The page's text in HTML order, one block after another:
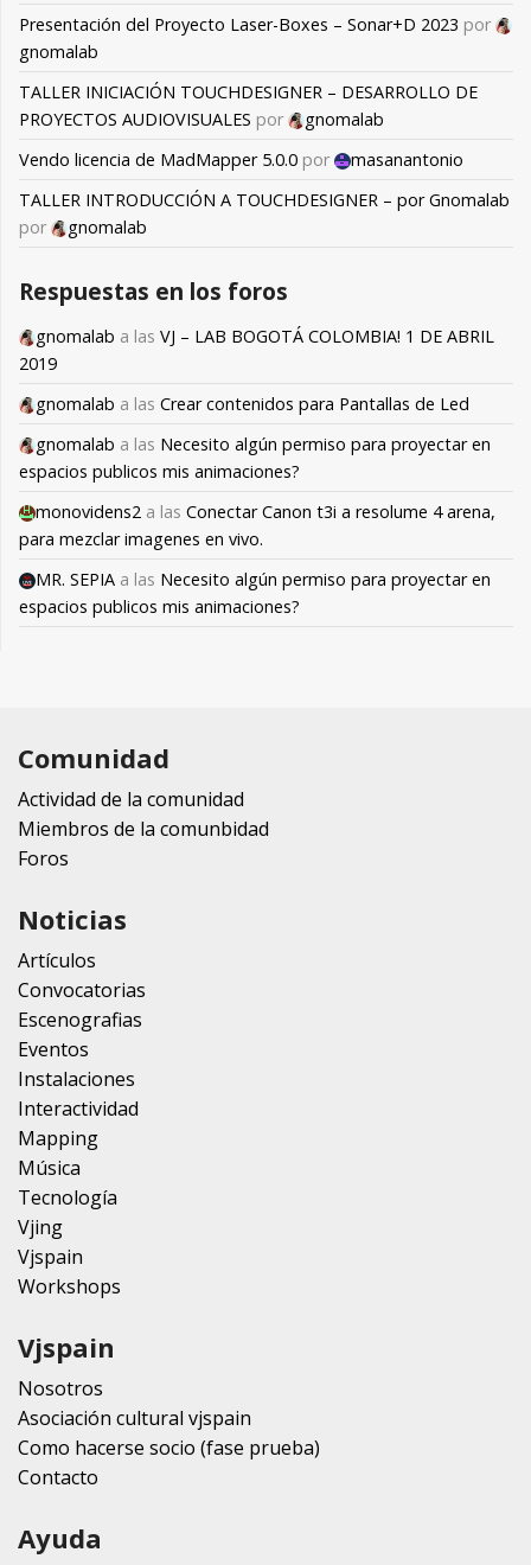
Presentación del Proyecto Laser-Boxes – Sonar+D 2023 por
gnomalab
TALLER INICIACIÓN TOUCHDESIGNER – DESARROLLO DE
PROYECTOS AUDIOVISUALES por
gnomalab
Vendo licencia de MadMapper 5.0.0 por
masanantonio
TALLER INTRODUCCIÓN A TOUCHDESIGNER – por Gnomalab
por
gnomalab
Respuestas en los foros
gnomalab a las VJ – LAB BOGOTÁ COLOMBIA! 1 DE ABRIL
2019
gnomalab a las Crear contenidos para Pantallas de Led
gnomalab a las Necesito algún permiso para proyectar en
espacios publicos mis animaciones?
monovidens2 a las Conectar Canon t3i a resolume 4 arena,
para mezclar imagenes en vivo.
MR. SEPIA a las Necesito algún permiso para proyectar en
espacios publicos mis animaciones?
Comunidad
Actividad de la comunidad
Miembros de la comunbidad
Foros
Noticias
Artículos
Convocatorias
Escenografias
Eventos
Instalaciones
Interactividad
Mapping
Música
Tecnología
Vjing
Vjspain
Workshops
Vjspain
Nosotros
Asociación cultural vjspain
Como hacerse socio (fase prueba)
Contacto
Ayuda